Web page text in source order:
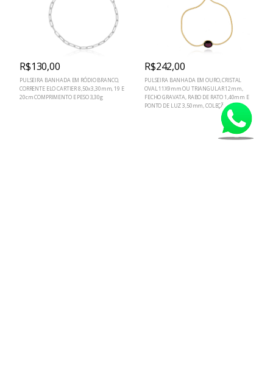
R$130,00
PULSEIRA BANHADA EM RÓDIO BRANCO,
CORRENTE ELO CARTIER 8,50x3,30mm, 19 E
20cm COMPRIMENTO E PESO 3,30g
R$242,00
PULSEIRA BANHADA EM OURO, CRISTAL
OVAL 11X9mm OU TRIANGULAR 12mm,
FECHO GRAVATA, RABO DE RATO 1,40mm E
PONTO DE LUZ 3,50mm, COLEÇÃO PINK